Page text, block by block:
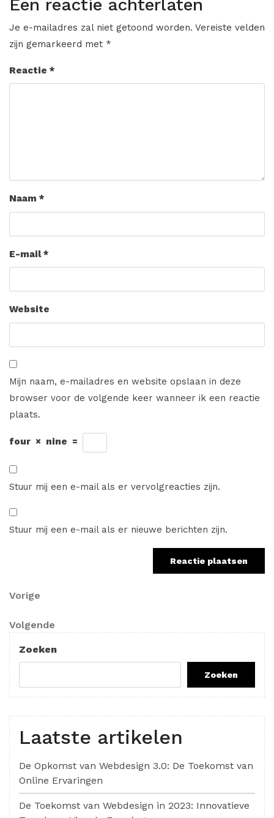
Een reactie achterlaten
Je e-mailadres zal niet getoond worden. Vereiste velden
zijn gemarkeerd met *
Reactie *
Naam *
E-mail*
Website
Mijn naam, e-mailadres en website opslaan in deze
browser voor de volgende keer wanneer ik een reactie
plaats.
four × nine =
Stuur mij een e-mail als er vervolgreacties zijn.
Stuur mij een e-mail als er nieuwe berichten zijn.
Berichtnavigatie
Vorig
Vorige
Volgend
bericht
Volgende
Zoeken
Zoeken
Laatste artikelen
De Opkomst van Webdesign 3.0: De Toekomst van
Online Ervaringen
De Toekomst van Webdesign in 2023: Innovatieve